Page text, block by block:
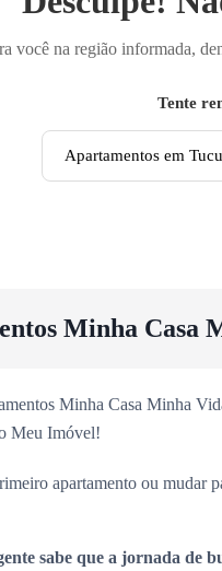
você na região informada,
Tente
Apartamentos em
Minha Casa
Minha Casa Minha
Meu Imóvel!
apartamento ou mudar
sabe que a jornada de